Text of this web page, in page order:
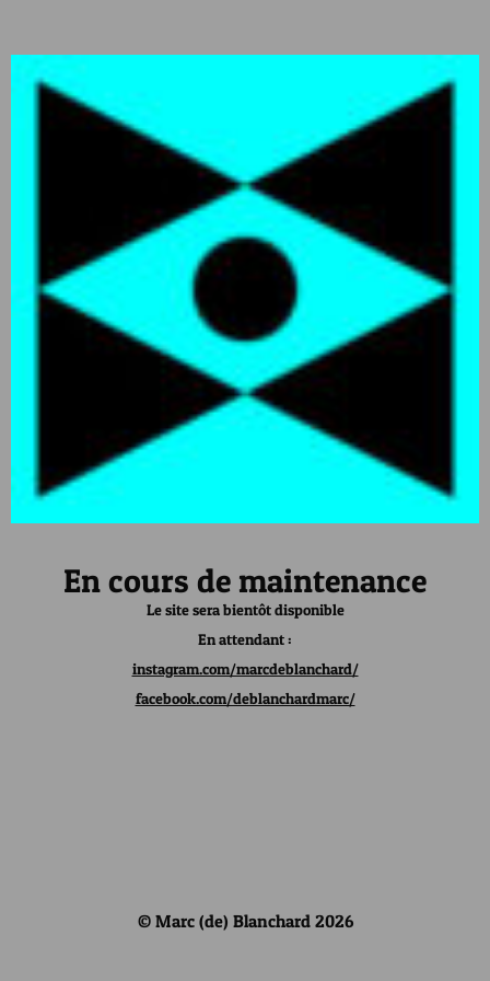
En cours de maintenance
Le site sera bientôt disponible
En attendant :
instagram.com/marcdeblanchard/
facebook.com/deblanchardmarc/
© Marc (de) Blanchard 2026